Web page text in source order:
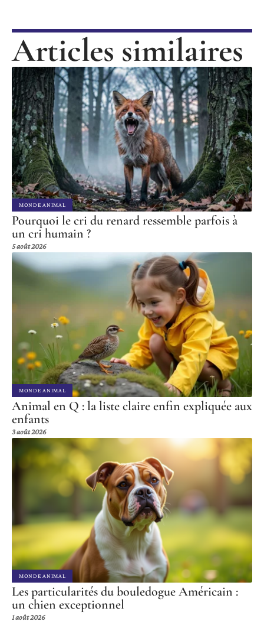
Articles similaires
MONDE ANIMAL
Pourquoi le cri du renard ressemble parfois à
un cri humain ?
5 août 2026
MONDE ANIMAL
Animal en Q : la liste claire enfin expliquée aux
enfants
3 août 2026
MONDE ANIMAL
Les particularités du bouledogue Américain :
un chien exceptionnel
1 août 2026